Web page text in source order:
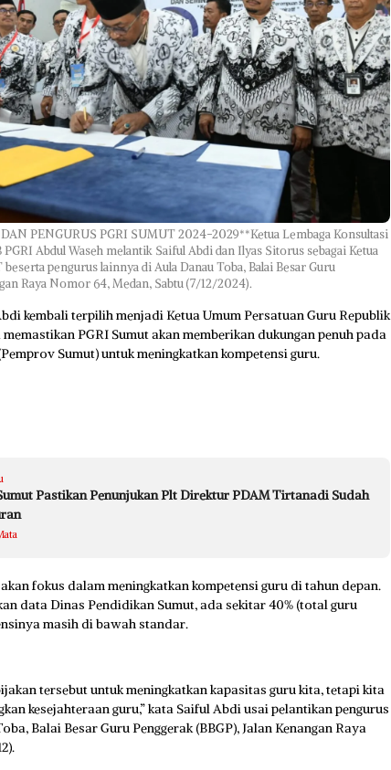
PENGURUS PGRI SUMUT 2024-2029**Ketua Lembaga Konsultasi
Abdul Waseh melantik Saiful Abdi dan Ilyas Sitorus sebagai Ketua
pengurus lainnya di Aula Danau Toba, Balai Besar Guru
Raya Nomor 64, Medan, Sabtu (7/12/2024).
kembali terpilih menjadi Ketua Umum Persatuan Guru Republik
PGRI Sumut akan memberikan dukungan penuh pada
Sumut) untuk meningkatkan kompetensi guru.
Pastikan Penunjukan Plt Direktur PDAM Tirtanadi Sudah
fokus dalam meningkatkan kompetensi guru di tahun depan.
data Dinas Pendidikan Sumut, ada sekitar 40% (total guru
masih di bawah standar.
tersebut untuk meningkatkan kapasitas guru kita, tetapi kita
kesejahteraan guru,” kata Saiful Abdi usai pelantikan pengurus
Balai Besar Guru Penggerak (BBGP), Jalan Kenangan Raya